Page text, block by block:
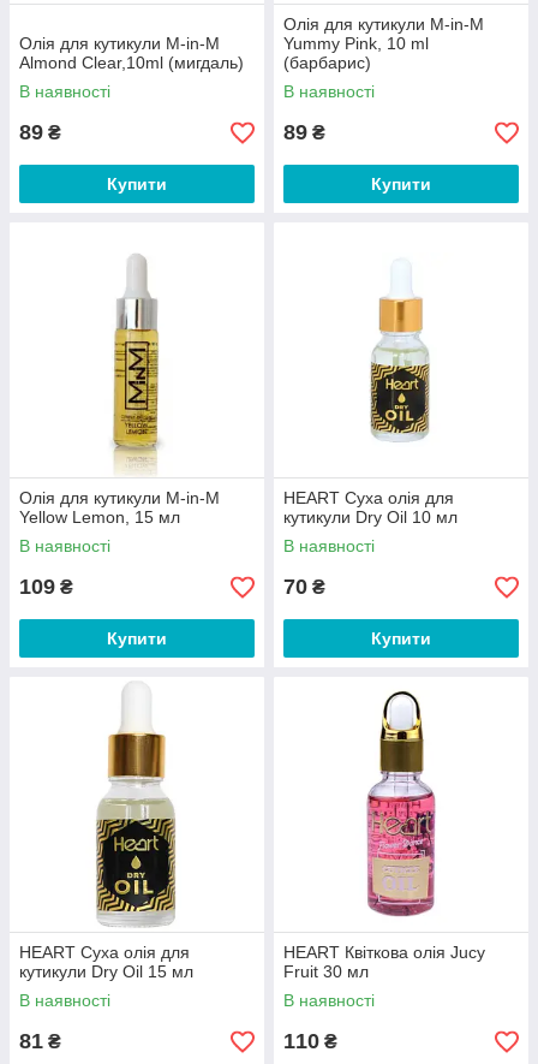
Олія для кутикули M-in-M
Almond Clear,10ml (мигдаль)
В наявності
89 ₴
Купити
Олія для кутикули M-in-M
Yummy Pink, 10 ml
(барбарис)
В наявності
89 ₴
Купити
Олія для кутикули M-in-M
Yellow Lemon, 15 мл
В наявності
109 ₴
Купити
HEART Суха олія для
кутикули Dry Oil 10 мл
В наявності
70 ₴
Купити
HEART Суха олія для
кутикули Dry Oil 15 мл
В наявності
81 ₴
HEART Квіткова олія Jucy
Fruit 30 мл
В наявності
110 ₴